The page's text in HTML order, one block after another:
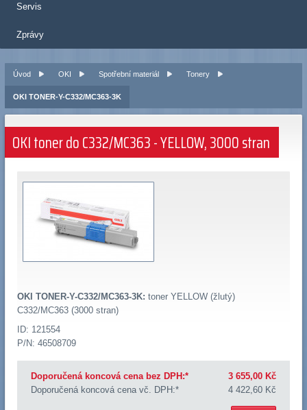
Servis
Zprávy
Úvod OKI Spotřební materiál Tonery
OKI TONER-Y-C332/MC363-3K
OKI toner do C332/MC363 - YELLOW, 3000 stran
OKI TONER-Y-C332/MC363-3K: toner YELLOW (žlutý)
C332/MC363 (3000 stran)
ID: 121554
P/N: 46508709
Doporučená koncová cena bez DPH:*
3 655,00 Kč
Doporučená koncová cena vč. DPH:*
4 422,60 Kč